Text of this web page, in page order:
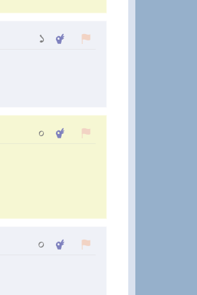
১
০
০